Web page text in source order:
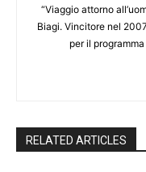
“Viaggio attorno
Biagi. Vincitore nel
per il
RELATED ARTICLES